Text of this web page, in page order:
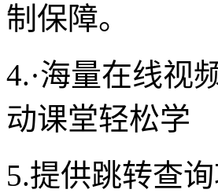
制保障。
4.·海量在线视
动课堂轻松学
5.提供跳转查